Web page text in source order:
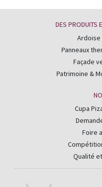
DES PRODUITS
Panneaux
Façade
Patrimoine &
Cupa
Foire
Qualité